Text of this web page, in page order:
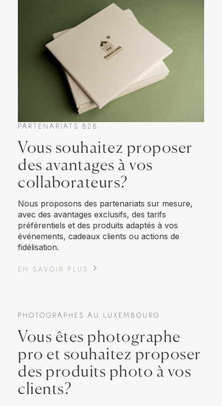
PARTENARIATS B2B
Vous souhaitez proposer
des avantages à vos
collaborateurs?
Nous proposons des partenariats sur mesure,
avec des avantages exclusifs, des tarifs
préférentiels et des produits adaptés à vos
événements, cadeaux clients ou actions de
fidélisation.
EN SAVOIR PLUS
PHOTOGRAPHES AU LUXEMBOURG
Vous êtes photographe
pro et souhaitez proposer
des produits photo à vos
clients?